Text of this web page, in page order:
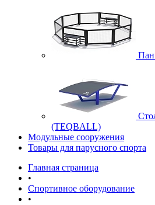
(TEQBALL)
Модульные сооружения
Товары для парусного спорта
Главная страница
•
Спортивное оборудование
•